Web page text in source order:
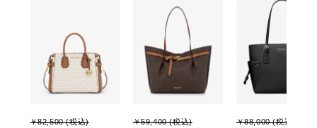
￥82,500 (税込)
￥59,400 (税込)
￥88,000 (税込)